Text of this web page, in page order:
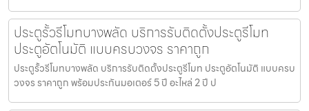
ประตูรั้วรีโมทบางพลัด บริการรับติดตั้งประตูรีโมท
ประตูอัตโนมัติ แบบครบวงจร ราคาถูก
ประตูรั้วรีโมทบางพลัด บริการรับติดตั้งประตูรีโมท ประตูอัตโนมัติ แบบครบ
วงจร ราคาถูก พร้อมประกันมอเตอร์ 5 ปี อะไหล่ 2 ปี ป